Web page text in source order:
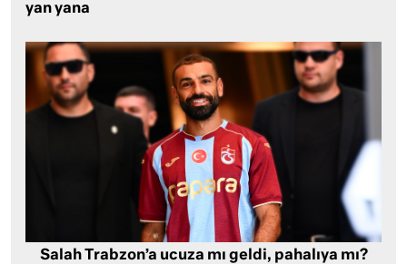
yan yana
Salah Trabzon’a ucuza mı geldi, pahalıya mı?